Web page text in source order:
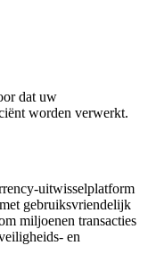
dat uw
worden verwerkt.
uitwisselplatform
gebruiksvriendelijk
miljoenen transacties
en